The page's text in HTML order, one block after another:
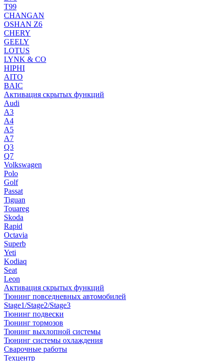
T99
CHANGAN
OSHAN Z6
CHERY
GEELY
LOTUS
LYNK & CO
HIPHI
AITO
BAIC
Активация скрытых функций
Audi
A3
A4
A5
A7
Q3
Q7
Volkswagen
Polo
Golf
Passat
Tiguan
Touareg
Skoda
Rapid
Octavia
Superb
Yeti
Kodiaq
Seat
Leon
Активация скрытых функций
Тюнинг повседневных автомобилей
Stage1/Stage2/Stage3
Тюнинг подвески
Тюнинг тормозов
Тюнинг выхлопной системы
Тюнинг системы охлаждения
Сварочные работы
Техцентр